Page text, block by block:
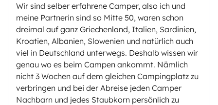
Wir sind selber erfahrene Camper, also ich und
meine Partnerin sind so Mitte 50, waren schon
dreimal auf ganz Griechenland, Italien, Sardinien,
Kroatien, Albanien, Slowenien und natürlich auch
viel in Deutschland unterwegs. Deshalb wissen wir
genau wo es beim Campen ankommt. Nämlich
nicht 3 Wochen auf dem gleichen Campingplatz zu
verbringen und bei der Abreise jeden Camper
Nachbarn und jedes Staubkorn persönlich zu